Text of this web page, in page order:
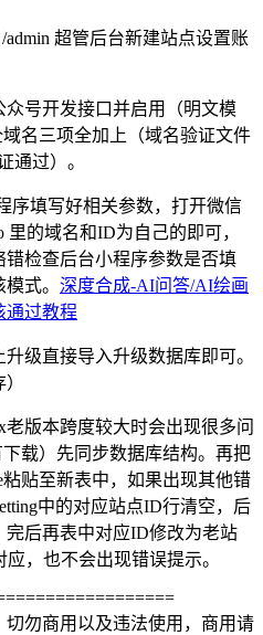
超管后台新建站点设置账
号开发接口并启用（明文模
名三项全加上（域名验证文件
通过）。
序填写好相关参数，打开微信
的域名和ID为自己的即可，
检查后台小程序参数是否填
式。 深度合成-AI问答/AI绘画
通过教程
级直接导入升级数据库即可。
版本跨度较大时会出现很多问
载）先同步数据库结构。再把
粘贴至新表中，如果出现其他错
中的对应站点ID行清空，后
后再表中对应ID修改为老站
，也不会出现错误提示。
勿商用以及违法使用，商用请